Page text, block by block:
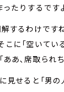
たりするです
解するわけです
こに「空いてい
あ、席取られち
見せると「男